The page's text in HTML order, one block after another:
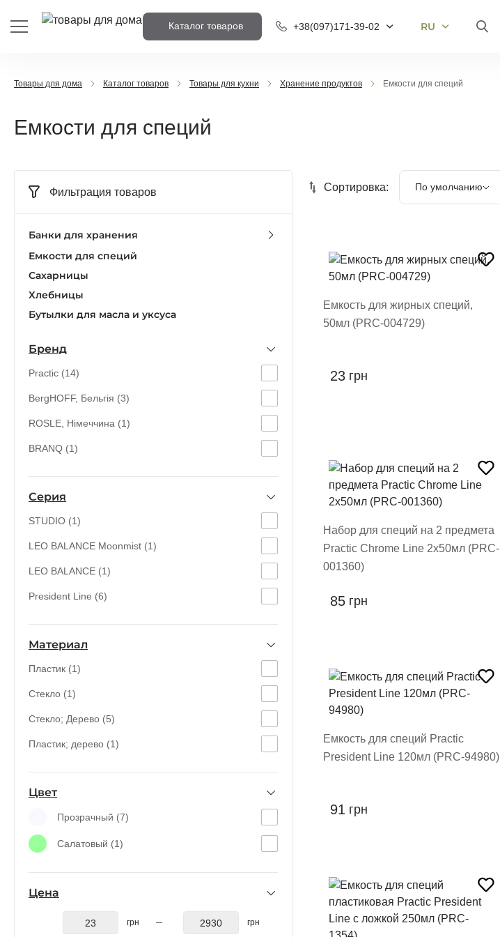
Каталог товаров +38(097)171-39-02
RU
EN
Товары для дома Каталог товаров Товары для кухни Хранение продуктов Емкости для специй
Емкости для специй
Фильтрация товаров
Банки для хранения
Емкости для специй
Сахарницы
Хлебницы
Бутылки для масла и уксуса
Бренд
Practic (14)
BergHOFF, Бельгія (3)
ROSLE, Німеччина (1)
BRANQ (1)
Серия
STUDIO (1)
LEO BALANCE Moonmist (1)
LEO BALANCE (1)
President Line (6)
Материал
Пластик (1)
Стекло (1)
Стекло; Дерево (5)
Пластик; дерево (1)
Цвет
Прозрачный (7)
Салатовый (1)
Цена
грн грн
Сортировка: По умолчанию
Емкость для жирных специй,
50мл (PRC-004729)
23 грн
Набор для специй на 2 предмета
Practic Chrome Line 2х50мл (PRC-
001360)
85 грн
Емкость для специй Practic
President Line 120мл (PRC-94980)
91 грн